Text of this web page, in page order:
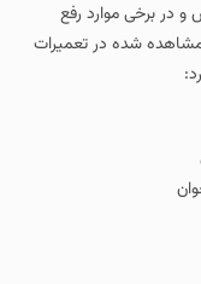
و در برخی موارد رفع
مشاهده شده در تعمیرات